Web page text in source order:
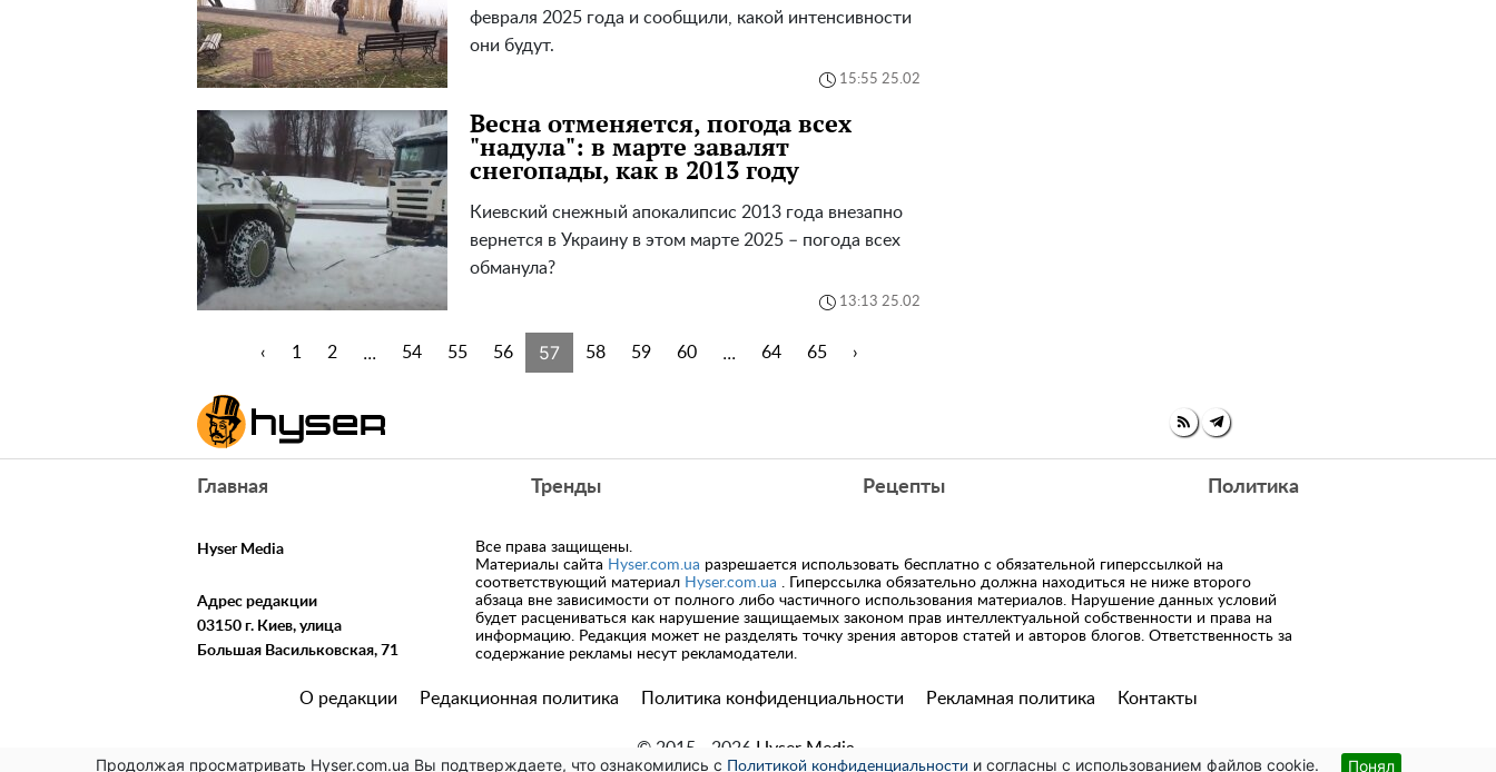
Продолжая просматривать Hyser.com.ua Вы подтверждаете, что ознакомились с Политикой конфиденциальности и согласны с использованием файлов cookie. Понял
февраля 2025 года и сообщили, какой интенсивности
они будут.
15:55 25.02
Весна отменяется, погода всех
"надула": в марте завалят
снегопады, как в 2013 году
Киевский снежный апокалипсис 2013 года внезапно
вернется в Украину в этом марте 2025 – погода всех
обманула?
13:13 25.02
‹ 1 2 ... 54 55 56 57 58 59 60 ... 64 65 ›
Главная Тренды Рецепты Политика
Hyser Media
Адрес редакции
03150 г. Киев, улица
Большая Васильковская, 71
Все права защищены.
Материалы сайта Hyser.com.ua разрешается использовать бесплатно с обязательной гиперссылкой на
соответствующий материал Hyser.com.ua . Гиперссылка обязательно должна находиться не ниже второго
абзаца вне зависимости от полного либо частичного использования материалов. Нарушение данных условий
будет расцениваться как нарушение защищаемых законом прав интеллектуальной собственности и права на
информацию. Редакция может не разделять точку зрения авторов статей и авторов блогов. Ответственность за
содержание рекламы несут рекламодатели.
О редакции Редакционная политика Политика конфиденциальности Рекламная политика Контакты
© 2015 - 2026 Hyser Media.